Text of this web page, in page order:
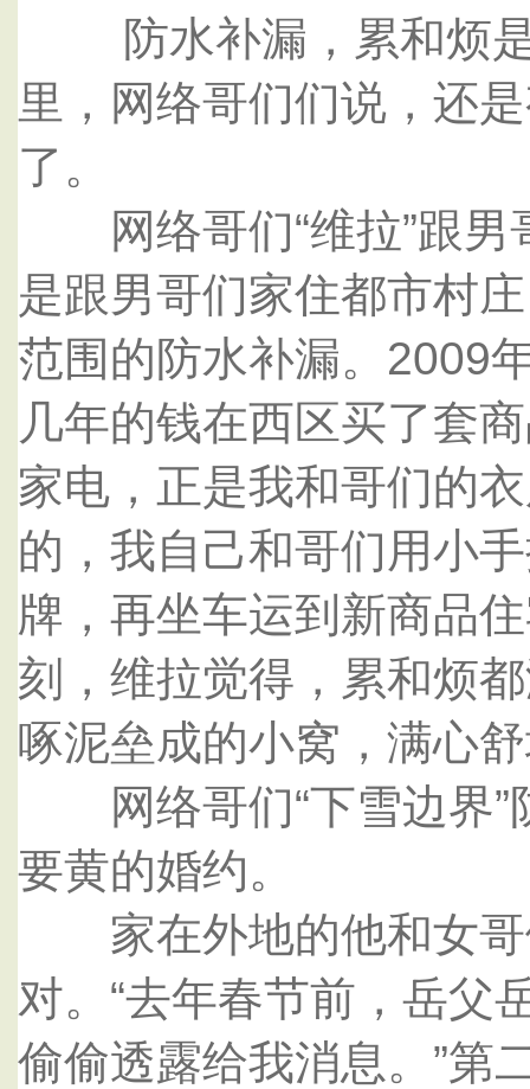
防水补漏，累和烦是
里，网络哥们们说，还
了。
网络哥们“维拉”跟男
是跟男哥们家住都市村
范围的防水补漏。2009
几年的钱在西区买了套
家电，正是我和哥们的
的，我自己和哥们用小
牌，再坐车运到新商品
刻，维拉觉得，累和烦
啄泥垒成的小窝，满心舒
网络哥们“下雪边界”
要黄的婚约。
家在外地的他和女哥
对。“去年春节前，岳父
偷偷透露给我消息。”第